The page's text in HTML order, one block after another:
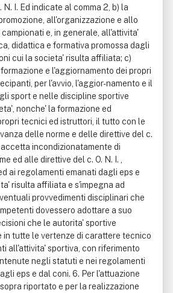
I. Ed indicate al comma 2, b) la
all'organizzazione e allo
e, in generale, all'attivita'
didattica e formativa promossa dagli
cui la societa' risulta affiliata; c)
e l'aggiornamento dei propri
per l'avvio, l'aggior-namento e il
sport e nelle discipline sportive
nonche' la formazione ed
tecnici ed istruttori, il tutto con le
delle norme e delle direttive del c.
accetta incondizionatamente di
ed alle direttive del c. O. N. I. ,
ai regolamenti emanati dagli eps e
risulta affiliata e s'impegna ad
provvedimenti disciplinari che
dovessero adottare a suo
che le autorita' sportive
in tutte le vertenze di carattere tecnico
all'attivita' sportiva, con riferimento
negli statuti e nei regolamenti
eps e dal coni. 6. Per l'attuazione
riportato e per la realizzazione